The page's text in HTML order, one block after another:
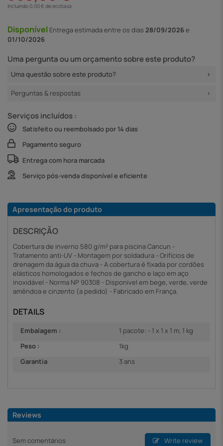
Incluindo 0,00 € de ecotaxa
Disponível Entregaestimada entre os dias 28/09/2026e
01/10/2026
Uma pergunta ou um orçamento sobre este produto?
Uma questão sobre este produto?
Perguntas & respostas
Serviços incluídos :
Satisfeito ou reembolsado por 14 dias
Pagamento seguro
Entrega com hora marcada
Serviço pós-venda disponível e eficiente
Apresentação do produto
DESCRIÇÃO
Cobertura de inverno 580 g/m² para piscina Cancun -
Tratamento anti-UV - Montagem por soldadura - Orifícios de
drenagem da água da chuva - A cobertura é fixada por cordões
elásticos homologados e fechos de gancho e laço em aço
inoxidável - Norma NP 90308 - Disponível em bege, verde, verde
amêndoa e cinzento (a pedido) - Fabricado em França.
DETAILS
Embalagem :
1 pacote: - 1 x 1 x 1 m, 1 kg
Peso :
1kg
Garantia
3 ans
Reviews
Sem comentários Write review